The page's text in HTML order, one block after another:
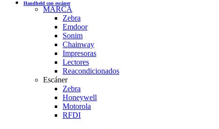
Handheld con escáner
MARCA
Zebra
Emdoor
Sonim
Chainway
Impresoras
Lectores
Reacondicionados
Escáner
Zebra
Honeywell
Motorola
RFDI